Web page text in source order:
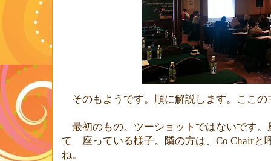
そのもようです。順に解説します。ここの
最初のもの。ツーショットではないです。
て 座っている様子。隣の方は、 Co Chairと
ね。